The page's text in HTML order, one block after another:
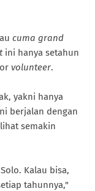
cuma grand
ini hanya setahun
volunteer.
yakni hanya
berjalan dengan
semakin
Kalau bisa,
tahunnya,"